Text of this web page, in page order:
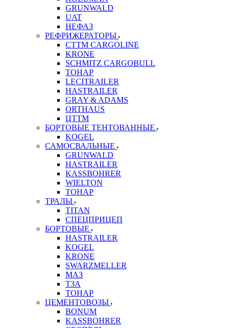
GRUNWALD
UAT
НЕФАЗ
РЕФРИЖЕРАТОРЫ
CTTM CARGOLINE
KRONE
SCHMITZ CARGOBULL
ТОНАР
LECITRAILER
HASTRAILER
GRAY & ADAMS
ORTHAUS
ЦТТМ
БОРТОВЫЕ ТЕНТОВАННЫЕ
KOGEL
САМОСВАЛЬНЫЕ
GRUNWALD
HASTRAILER
KASSBOHRER
WIELTON
ТОНАР
ТРАЛЫ
TITAN
СПЕЦПРИЦЕП
БОРТОВЫЕ
HASTRAILER
KOGEL
KRONE
SWARZMELLER
МАЗ
ТЗА
ТОНАР
ЦЕМЕНТОВОЗЫ
BONUM
KASSBOHRER